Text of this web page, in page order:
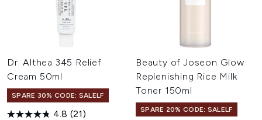
Dr. Althea 345 Relief
Cream 50ml
SPARE 30% CODE: SALELF
4.8 (21)
Beauty of Joseon Glow
Replenishing Rice Milk
Toner 150ml
SPARE 20% CODE: SALELF